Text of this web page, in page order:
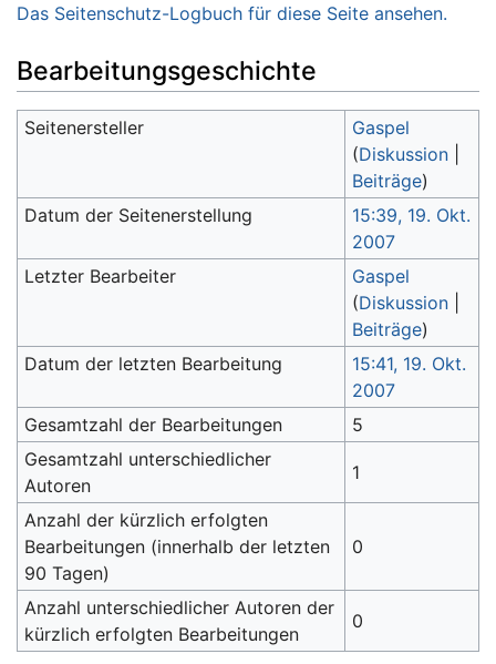
Das Seitenschutz-Logbuch für diese Seite ansehen.
Bearbeitungsgeschichte
Seitenersteller
Gaspel
(Diskussion
Beiträge)
Datum der Seitenerstellung
15:39, 19. Okt.
2007
Letzter Bearbeiter
Gaspel
(Diskussion
Beiträge)
Datum der letzten Bearbeitung
15:41, 19. Okt.
2007
Gesamtzahl der Bearbeitungen
5
Gesamtzahl unterschiedlicher
Autoren
1
Anzahl der kürzlich erfolgten
Bearbeitungen (innerhalb der letzten
90 Tagen)
0
Anzahl unterschiedlicher Autoren der
kürzlich erfolgten Bearbeitungen
0